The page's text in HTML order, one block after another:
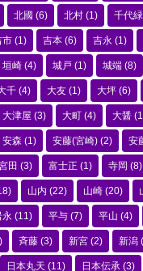
北國 (6) 北村 (1) 千代緑
市 (1) 吉本 (6) 吉永 (1)
垣崎 (4) 城戸 (1) 城端 (8)
千 (4) 大友 (1) 大坪 (6)
大津屋 (3) 大町 (4) 大醤
安森 (1) 安藤(宮崎) (2) 安
田 (3) 富士正 (1) 寺岡 (8)
山内 (22) 山崎 (20)
永 (11) 平与 (7) 平山 (4)
斉藤 (3) 新宮 (2) 新潟
日本丸天 (11) 日本伝承 (3)